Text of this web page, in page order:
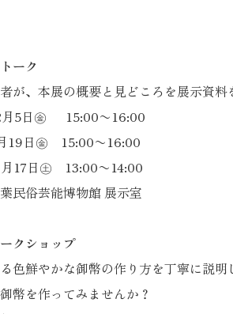
ーク
、本展の概要と見どころを展示資料
5日㊎ 15:00〜16:00
15:00〜16:00
13:00〜14:00
俗芸能博物館 展示室
クショップ
鮮やかな御幣の作り方を丁寧に説明
を作ってみませんか？